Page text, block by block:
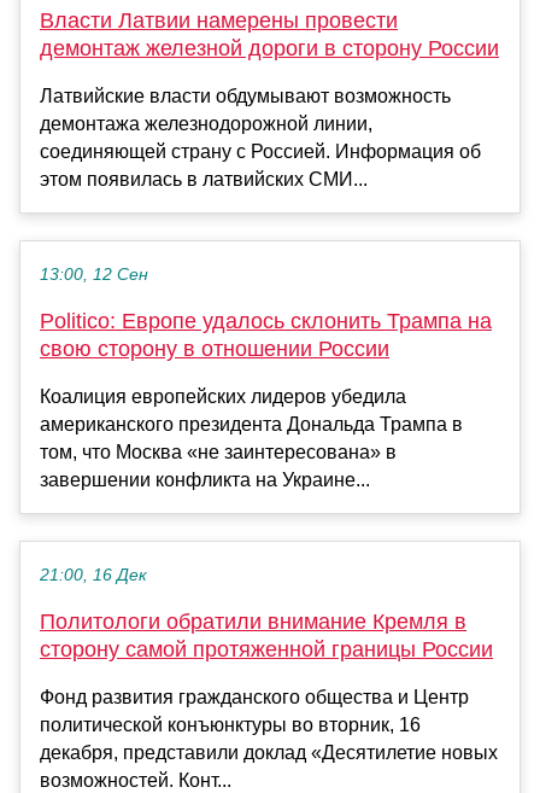
Власти Латвии намерены провести
демонтаж железной дороги в сторону России
Латвийские власти обдумывают возможность
демонтажа железнодорожной линии,
соединяющей страну с Россией. Информация об
этом появилась в латвийских СМИ...
13:00, 12 Сен
Politico: Европе удалось склонить Трампа на
свою сторону в отношении России
Коалиция европейских лидеров убедила
американского президента Дональда Трампа в
том, что Москва «не заинтересована» в
завершении конфликта на Украине...
21:00, 16 Дек
Политологи обратили внимание Кремля в
сторону самой протяженной границы России
Фонд развития гражданского общества и Центр
политической конъюнктуры во вторник, 16
декабря, представили доклад «Десятилетие новых
возможностей. Конт...